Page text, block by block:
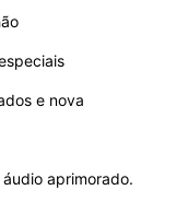
e nova
aprimorado.